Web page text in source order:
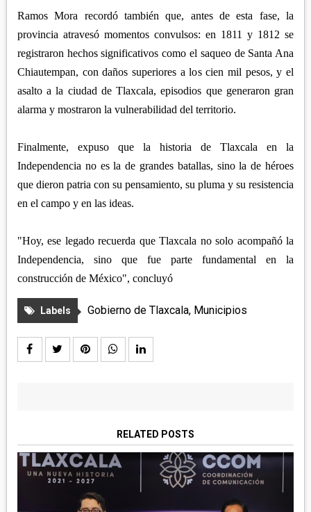
Ramos Mora recordó también que, antes de esta fase, la
provincia atravesó momentos convulsos: en 1811 y 1812 se
registraron hechos significativos como el saqueo de Santa Ana
Chiautempan, con daños superiores a los cien mil pesos, y el
asalto a la ciudad de Tlaxcala, episodios que generaron gran
alarma y mostraron la vulnerabilidad del territorio.
Finalmente, expuso que la historia de Tlaxcala en la
Independencia no es la de grandes batallas, sino la de héroes
que dieron patria con su pensamiento, su pluma y su resistencia
en el campo y en las ideas.
"Hoy, ese legado recuerda que Tlaxcala no solo acompañó la
Independencia, sino que fue parte fundamental en la
construcción de México", concluyó
Labels Gobierno de Tlaxcala, Municipios
RELATED POSTS